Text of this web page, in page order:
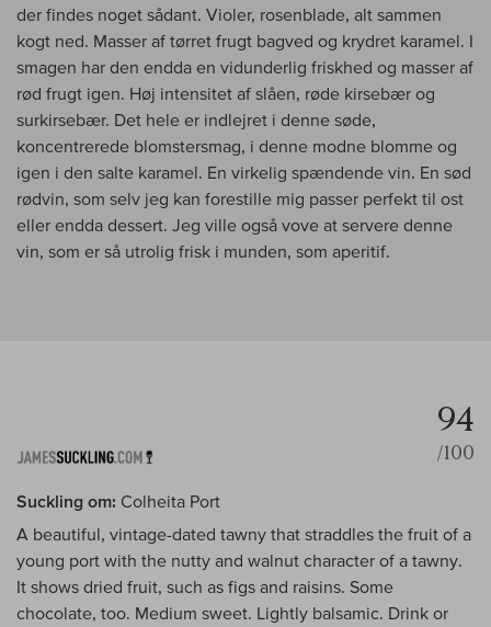
der findes noget sådant. Violer, rosenblade, alt sammen
kogt ned. Masser af tørret frugt bagved og krydret karamel. I
smagen har den endda en vidunderlig friskhed og masser af
rød frugt igen. Høj intensitet af slåen, røde kirsebær og
surkirsebær. Det hele er indlejret i denne søde,
koncentrerede blomstersmag, i denne modne blomme og
igen i den salte karamel. En virkelig spændende vin. En sød
rødvin, som selv jeg kan forestille mig passer perfekt til ost
eller endda dessert. Jeg ville også vove at servere denne
vin, som er så utrolig frisk i munden, som aperitif.
94
/100
Suckling om: Colheita Port
A beautiful, vintage-dated tawny that straddles the fruit of a
young port with the nutty and walnut character of a tawny.
It shows dried fruit, such as figs and raisins. Some
chocolate, too. Medium sweet. Lightly balsamic. Drink or